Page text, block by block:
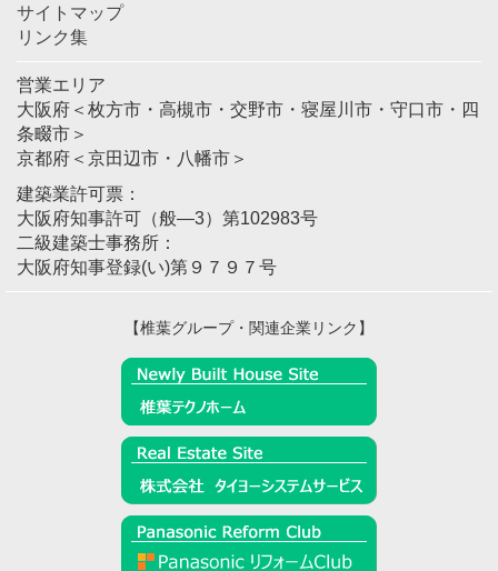
サイトマップ
リンク集
営業エリア
大阪府＜枚方市・高槻市・交野市・寝屋川市・守口市・四
条畷市＞
京都府＜京田辺市・八幡市＞
建築業許可票：
大阪府知事許可（般―3）第102983号
二級建築士事務所：
大阪府知事登録(い)第９７９７号
【椎葉グループ・関連企業リンク】